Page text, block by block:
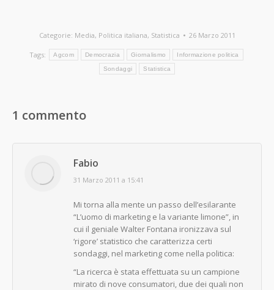
Categorie: Media, Politica italiana, Statistica 26 Marzo 2011
Tags: Agcom Democrazia Giornalismo Informazione politica
Sondaggi Statistica
1 commento
Fabio
says:
31 Marzo 2011 a 15:41
Mi torna alla mente un passo dell’esilarante
“L’uomo di marketing e la variante limone”, in
cui il geniale Walter Fontana ironizzava sul
‘rigore’ statistico che caratterizza certi
sondaggi, nel marketing come nella politica:
“La ricerca è stata effettuata su un campione
mirato di nove consumatori, due dei quali non